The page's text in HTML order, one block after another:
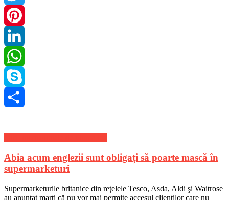
Twitter
Pinterest
LinkedIn
WhatsApp
Skype
Abia acum englezii sunt obligați să poarte mască în
supermarketuri
Supermarketurile britanice din reţelele Tesco, Asda, Aldi şi Waitrose
au anunţat marţi că nu vor mai permite accesul clienţilor care nu